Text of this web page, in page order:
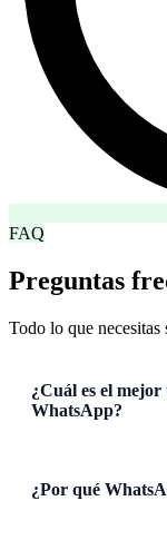
FAQ
Preguntas
Todo lo que
¿Cuál es el
WhatsApp?
¿Por qué